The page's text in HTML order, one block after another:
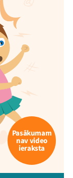
Pasākumam
nav video
ieraksta